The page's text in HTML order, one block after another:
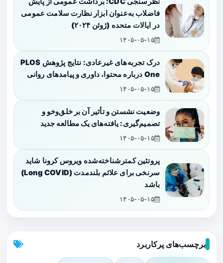
فاضلاب به‌عنوان ابزار نظارت سلامت عمومی
در ایالات متحده (ژوئن ۲۰۲۴)
۱۴۰۵-۰۵-۱۵
درک تجربه‌های غیرعادی: نتایج پژوهش PLOS
One درباره محتوا، داوری و پیامدهای روانی
۱۴۰۵-۰۵-۱۵
وضعیت نشستن و تأثیر آن بر خلق‌وخو و
تصمیم‌گیری: یافته‌های یک مطالعه جدید
۱۴۰۵-۰۵-۱۵
پروتئین کمترشناخته‌شده ویروس کرونا شاید
سرنخی برای علائم بلندمدت (Long COVID)
باشد
۱۴۰۵-۰۵-۱۵
برچسب‌های پرکاربرد